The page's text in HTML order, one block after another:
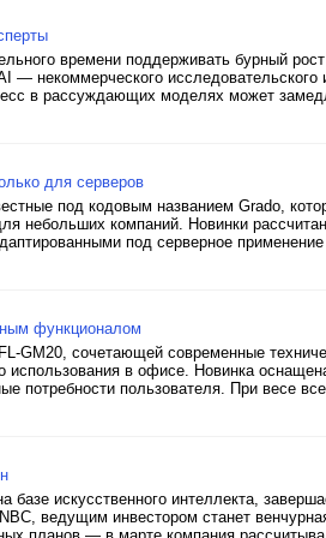
времени поддерживать бурный
некоммерческого исследовательского
в рассуждающих моделях может
для серверов
под кодовым названием Grado,
небольших компаний. Новинки
под серверное
функционалом
GM20, сочетающей современные
использования в офисе. Новинка
потребности пользователя. При весе
искусственного интеллекта,
ведущим инвестором станет